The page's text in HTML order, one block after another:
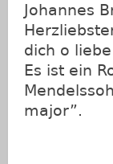
Johannes
dich o
Es ist ein
major”.